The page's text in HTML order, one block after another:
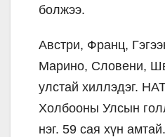
болжээ.
Австри, Франц,
Марино, Словени,
улстай хиллэдэг.
Холбооны Улсын
нэг. 59 сая хүн амтай.